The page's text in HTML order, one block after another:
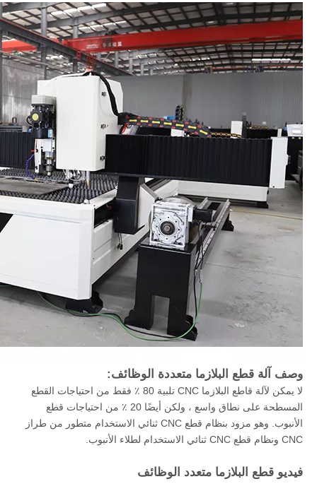
وصف آلة قطع البلازما متعددة الوظائف:
لا يمكن لآلة قاطع البلازما CNC تلبية 80 ٪ فقط من احتياجات القطع
المسطحة على نطاق واسع ، ولكن أيضًا 20 ٪ من احتياجات قطع
الأنبوب. وهو مزود بنظام قطع CNC ثنائي الاستخدام متطور من طراز
CNC ونظام قطع CNC ثنائي الاستخدام لطلاء الأنبوب.
فيديو قطع البلازما متعدد الوظائف